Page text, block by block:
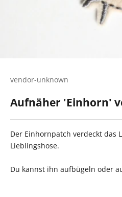
vendor-unknown
Aufnäher 'Einhorn'
Der Einhornpatch verdeckt das
Lieblingshose.
Du kannst ihn aufbügeln oder